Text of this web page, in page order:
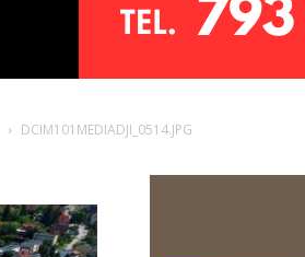
DCIM101MEDIADJI_0514.JPG